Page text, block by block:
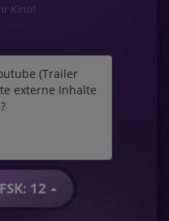
Kino!
(Trailer
externe Inhalte
12